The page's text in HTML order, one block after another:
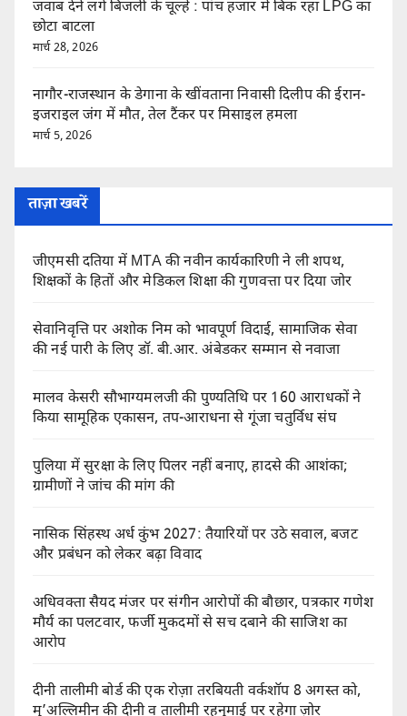
जवाब देने लगे बिजली के चूल्हे : पांच हजार में बिक रहा LPG का
छोटा बाटला
मार्च 28, 2026
नागौर-राजस्थान के डेगाना के खींवताना निवासी दिलीप की ईरान-
इजराइल जंग में मौत, तेल टैंकर पर मिसाइल हमला
मार्च 5, 2026
ताज़ा खबरें
जीएमसी दतिया में MTA की नवीन कार्यकारिणी ने ली शपथ,
शिक्षकों के हितों और मेडिकल शिक्षा की गुणवत्ता पर दिया जोर
सेवानिवृत्ति पर अशोक निम को भावपूर्ण विदाई, सामाजिक सेवा
की नई पारी के लिए डॉ. बी.आर. अंबेडकर सम्मान से नवाजा
मालव केसरी सौभाग्यमलजी की पुण्यतिथि पर 160 आराधकों ने
किया सामूहिक एकासन, तप-आराधना से गूंजा चतुर्विध संघ
पुलिया में सुरक्षा के लिए पिलर नहीं बनाए, हादसे की आशंका;
ग्रामीणों ने जांच की मांग की
नासिक सिंहस्थ अर्ध कुंभ 2027: तैयारियों पर उठे सवाल, बजट
और प्रबंधन को लेकर बढ़ा विवाद
अधिवक्ता सैयद मंजर पर संगीन आरोपों की बौछार, पत्रकार गणेश
मौर्य का पलटवार, फर्जी मुकदमों से सच दबाने की साजिश का
आरोप
दीनी तालीमी बोर्ड की एक रोज़ा तरबियती वर्कशॉप 8 अगस्त को,
मु’अल्लिमीन की दीनी व तालीमी रहनुमाई पर रहेगा ज़ोर